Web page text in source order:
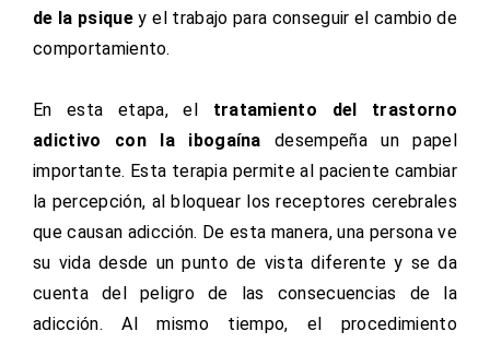
de la psiquey el trabajo para conseguir el cambio de
comportamiento.
En esta etapa, el tratamiento del trastorno
adictivo con la ibogaína desempeña un papel
importante. Esta terapia permite al paciente cambiar
la percepción, al bloquear los receptores cerebrales
que causan adicción. De esta manera, una persona ve
su vida desde un punto de vista diferente y se da
cuenta del peligro de las consecuencias de la
adicción. Al mismo tiempo, el procedimiento